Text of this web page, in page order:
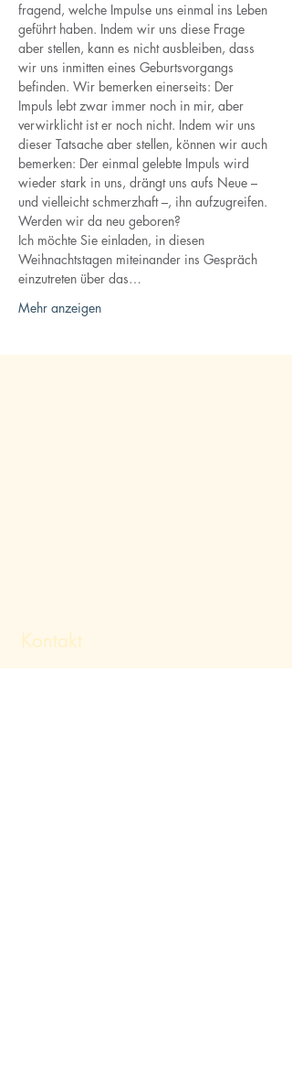
fragend, welche Impulse uns einmal ins Leben
geführt haben. Indem wir uns diese Frage
aber stellen, kann es nicht ausbleiben, dass
wir uns inmitten eines Geburtsvorgangs
befinden. Wir bemerken einerseits: Der
Impuls lebt zwar immer noch in mir, aber
verwirklicht ist er noch nicht. Indem wir uns
dieser Tatsache aber stellen, können wir auch
bemerken: Der einmal gelebte Impuls wird
wieder stark in uns, drängt uns aufs Neue –
und vielleicht schmerzhaft –, ihn aufzugreifen.
Werden wir da neu geboren?
Ich möchte Sie einladen, in diesen
Weihnachtstagen miteinander ins Gespräch
einzutreten über das…
Mehr anzeigen
Kontakt